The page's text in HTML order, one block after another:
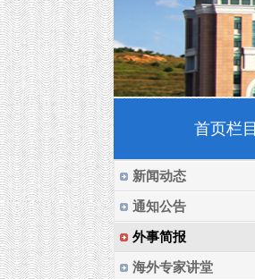
首页栏目
新闻动态
通知公告
外事简报
海外专家讲堂